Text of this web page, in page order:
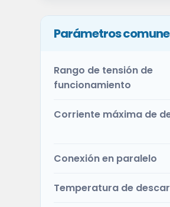
Parámetros
Rango de tensión de
funcionamiento
Corriente máxima de
Conexión en paralelo
Temperatura de